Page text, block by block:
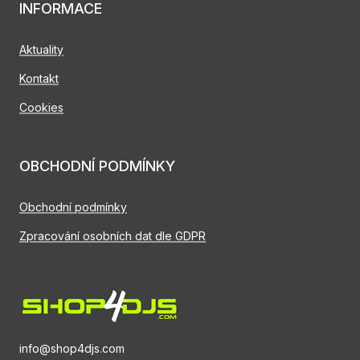
info@shop4djs.com
INFORMACE
Aktuality
Kontakt
Cookies
OBCHODNÍ PODMÍNKY
Obchodní podmínky
Zpracování osobních dat dle GDPR